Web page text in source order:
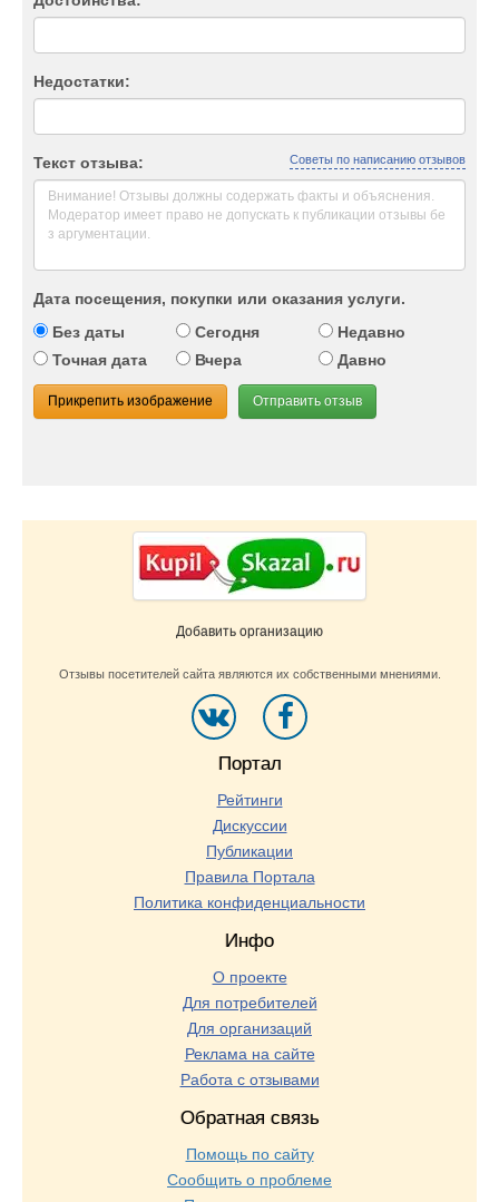
Недостатки:
Текст отзыва: Советы по написанию отзывов
Дата посещения, покупки или оказания услуги.
Без даты
Сегодня
Недавно
Точная дата
Вчера Давно
Прикрепить изображение Отправить отзыв
Добавить организацию
Отзывы посетителей сайта являются их собственными мнениями.
Портал
Рейтинги
Дискуссии
Публикации
Правила Портала
Политика конфиденциальности
Инфо
О проекте
Для потребителей
Для организаций
Реклама на сайте
Работа с отзывами
Обратная связь
Помощь по сайту
Сообщить о проблеме